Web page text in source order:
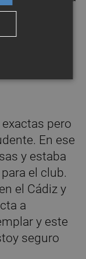
ha
lo
saber a
pero
En ese
y estaba
el club.
el Cádiz y
a
y este
seguro